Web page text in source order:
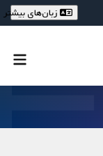
زبان‌های بیشتر